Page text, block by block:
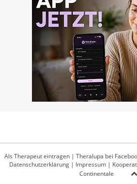
Als Therapeut eintragen | Theralupa bei
Datenschutzerklärung| Impressum|
Continentale